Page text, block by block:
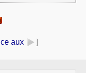
aux ]